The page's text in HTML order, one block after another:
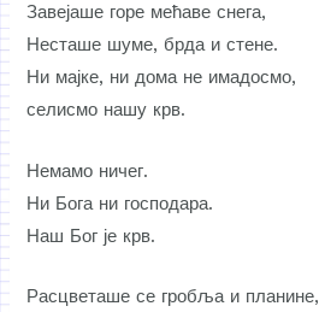
Завејаше горе мећаве снега,
Несташе шуме, брда и стене.
Ни мајке, ни дома не имадосмо,
селисмо нашу крв.
Немамо ничег.
Ни Бога ни господара.
Наш Бог је крв.
Расцветаше се гробља и планине,